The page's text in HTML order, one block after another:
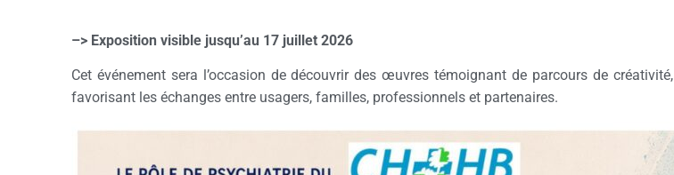
–> Exposition visible jusqu’au 17 juillet 2026
Cet événement sera l’occasion de découvrir des œuvres témoignant de parcours de
favorisant les échanges entre usagers, familles, professionnels et partenaires.